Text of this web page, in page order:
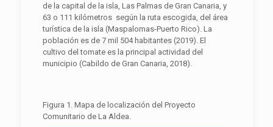
de la capital de la isla, Las Palmas de Gran Canaria, y
63 o 111 kilómetros según la ruta escogida, del área
turística de la isla (Maspalomas-Puerto Rico). La
población es de 7 mil 504 habitantes (2019). El
cultivo del tomate es la principal actividad del
municipio (Cabildo de Gran Canaria, 2018).
Figura 1. Mapa de localización del Proyecto
Comunitario de La Aldea.